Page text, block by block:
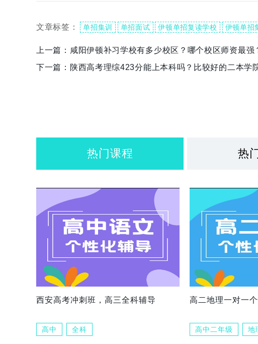
文章标签： 单招集训 单招面试 伊顿单招复读学校 伊顿单招
上一篇： 咸阳伊顿补习学校有多少校区？哪个校区师资最强
下一篇： 陕西高考理综423分能上本科吗？比较好的二本学
热门课程 热
西安高考冲刺班，高三全科辅导
高中 全科
高二地理一对一
高中二年级 地